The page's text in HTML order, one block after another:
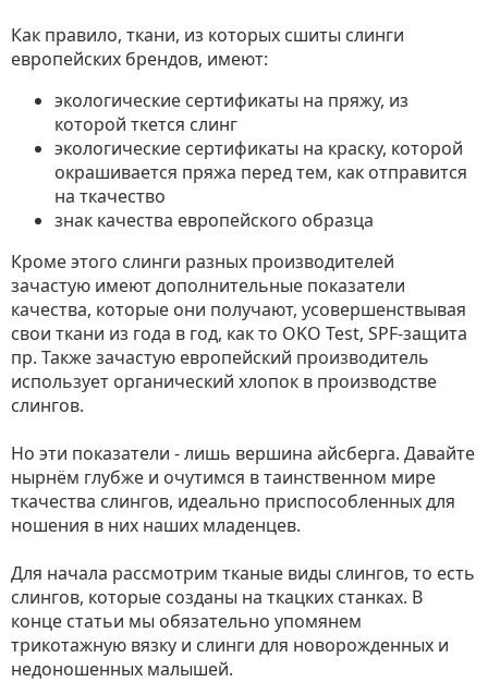
Как правило, ткани, из которых сшиты слинги
европейских брендов, имеют:
экологические сертификаты на пряжу, из
которой ткется слинг
экологические сертификаты на краску, которой
окрашивается пряжа перед тем, как отправится
на ткачество
знак качества европейского образца
Кроме этого слинги разных производителей
зачастую имеют дополнительные показатели
качества, которые они получают, усовершенствывая
свои ткани из года в год, как то OKO Test, SPF-защита
пр. Также зачастую европейский производитель
использует органический хлопок в производстве
слингов.
Но эти показатели - лишь вершина айсберга. Давайте
нырнём глубже и очутимся в таинственном мире
ткачества слингов, идеально приспособленных для
ношения в них наших младенцев.
Для начала рассмотрим тканые виды слингов, то есть
слингов, которые созданы на ткацких станках. В
конце статьи мы обязательно упомянем
трикотажную вязку и слинги для новорожденных и
недоношенных малышей.